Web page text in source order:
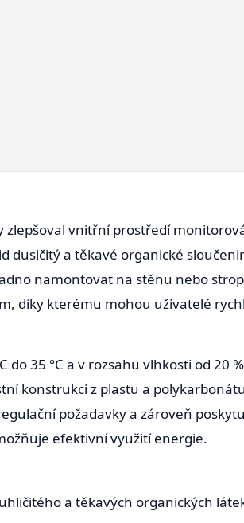
zlepšoval vnitřní prostředí
a těkavé organické
namontovat na stěnu nebo
díky kterému mohou uživatelé
35 °C a v rozsahu vlhkosti od 20
konstrukci z plastu a
požadavky a zároveň
efektivní využití energie.
a těkavých organických